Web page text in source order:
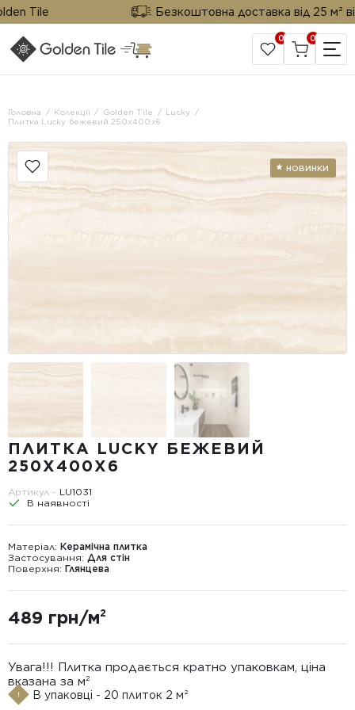
Tile Безкоштовна доставка від 25 м² від
САЙТ КОМПАНІЇ
0 0
Головна Колекції Golden Tile
Lucky
Плитка Lucky бежевий 250x400х6
ПЛИТКА LUCKY БЕЖЕВИЙ
250X400Х6
Артикул - LU1031
В наявності
Матеріал: Керамічна плитка
Застосування: Для стін
Поверхня: Глянцева
489 грн/м²
Увага!!! Плитка продається кратно упаковкам, ціна
вказана за м²
В упаковці - 20 плиток 2 м²